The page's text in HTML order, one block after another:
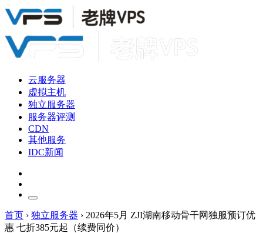
云服务器
虚拟主机
独立服务器
服务器评测
CDN
其他服务
IDC新闻
首页 › 独立服务器 › 2026年5月 ZJI湖南移动骨干网独服预订优
惠 七折385元起（续费同价）